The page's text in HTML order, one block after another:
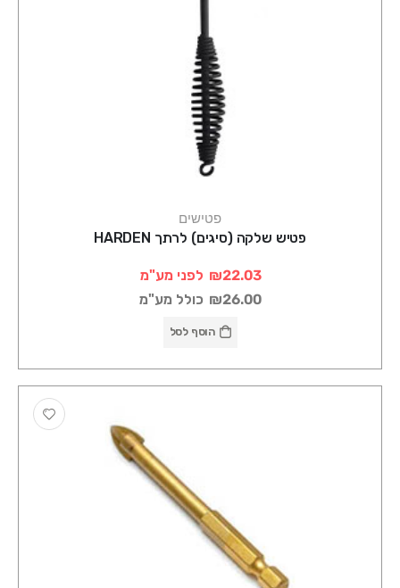
פטישים
פטיש שלקה (סיגים) לרתך HARDEN
₪22.03 לפני מע"מ
₪26.00 כולל מע"מ
הוסף לסל